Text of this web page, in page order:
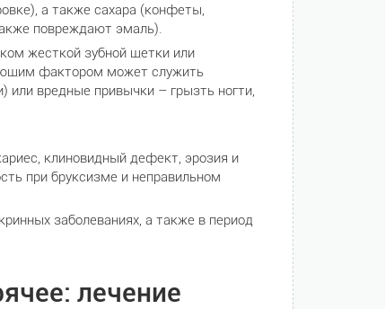
а также сахара (конфеты,
повреждают эмаль).
жесткой зубной щетки или
фактором может служить
или вредные привычки – грызть ногти,
клиновидный дефект, эрозия и
при бруксизме и неправильном
заболеваниях, а также в период
лечение